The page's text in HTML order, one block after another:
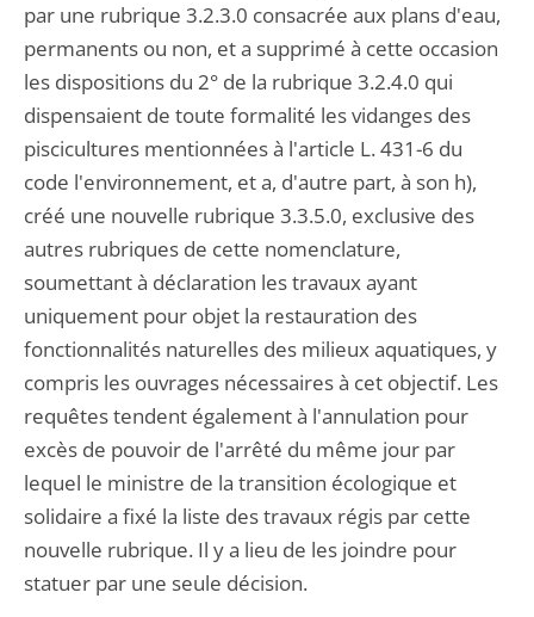
par une rubrique 3.2.3.0 consacrée aux plans d'eau,
permanents ou non, et a supprimé à cette occasion
les dispositions du 2° de la rubrique 3.2.4.0 qui
dispensaient de toute formalité les vidanges des
piscicultures mentionnées à l'article L. 431-6 du
code l'environnement, et a, d'autre part, à son h),
créé une nouvelle rubrique 3.3.5.0, exclusive des
autres rubriques de cette nomenclature,
soumettant à déclaration les travaux ayant
uniquement pour objet la restauration des
fonctionnalités naturelles des milieux aquatiques, y
compris les ouvrages nécessaires à cet objectif. Les
requêtes tendent également à l'annulation pour
excès de pouvoir de l'arrêté du même jour par
lequel le ministre de la transition écologique et
solidaire a fixé la liste des travaux régis par cette
nouvelle rubrique. Il y a lieu de les joindre pour
statuer par une seule décision.